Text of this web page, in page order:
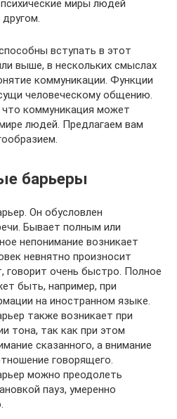
миры людей
вступать в этот
выше, в нескольких смыслах
коммуникации. Функции
человеческому общению.
коммуникация может
людей. Предлагаем вам
барьеры
Он обусловлен
Бывает полным или
непонимание возникает
невнятно произносит
говорит очень быстро. Полное
быть, например, при
на иностранном языке.
также возникает при
тона, так как при этом
сказанного, а внимание
говорящего.
можно преодолеть
пауз, умеренно